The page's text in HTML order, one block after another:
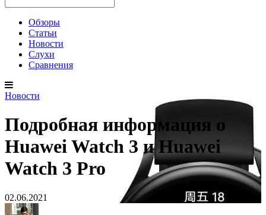
Обзоры
Статьи
Новости
Слухи
Сравнения
Новости
Подробная информация о
Huawei Watch 3 и Huawei
Watch 3 Pro
02.06.2021